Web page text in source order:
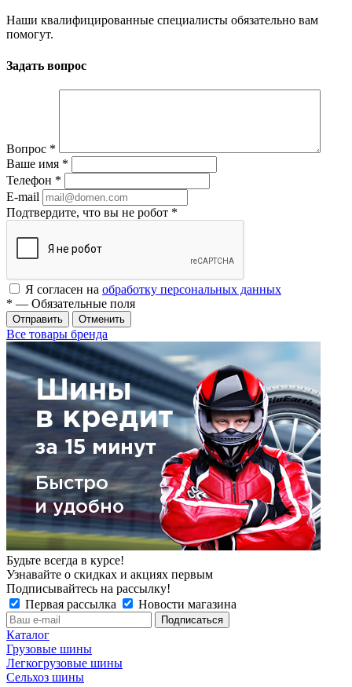
Наши квалифицированные специалисты обязательно вам
помогут.
Задать вопрос
Вопрос *
Ваше имя *
Телефон *
E-mail
Подтвердите, что вы не робот *
Я согласен на обработку персональных данных
* — Обязательные поля
Отменить
Все товары бренда
Будьте всегда в курсе!
Узнавайте о скидках и акциях первым
Подписывайтесь на рассылку!
Первая рассылка
Новости магазина
Каталог
Грузовые шины
Легкогрузовые шины
Сельхоз шины